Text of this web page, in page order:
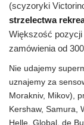
(scyzoryki
strzelectwa
Większość pozycji
zamówienia od
Nie udajemy
uznajemy za
Morakniv, Mikov),
Kershaw, Samura,
Helle, Global, de